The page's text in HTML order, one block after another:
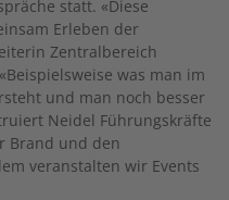
statt. «Diese
Erleben der
Zentralbereich
was man im
und man noch besser
Neidel Führungskräfte
Brand und den
veranstalten wir Events